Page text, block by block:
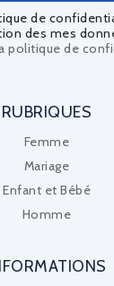
de
des mes
politique de
RUBRIQUES
Femme
Mariage
Enfant et Bébé
Homme